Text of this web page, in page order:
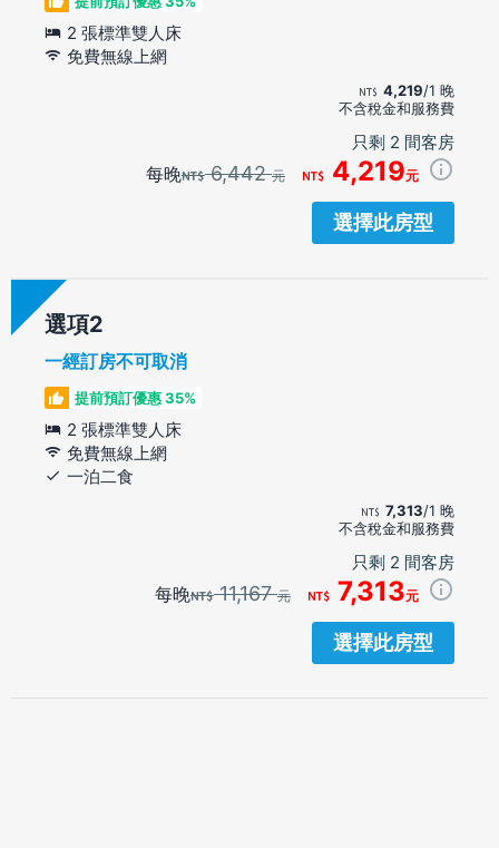
2 張標準雙人床
免費無線上網
4,219/1 晚
不含稅金和服務費
只剩 2 間客房
每晚 6,442元 4,219元
選擇此房型
選項
一經訂房不可取消
提前預訂優惠 35%
2 張標準雙人床
免費無線上網
一泊二食
7,313/1 晚
不含稅金和服務費
只剩 2 間客房
每晚 11,167元 7,313元
選擇此房型